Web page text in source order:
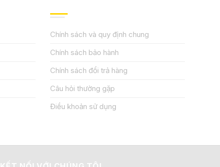
Chính sách và quy định chung
Chính sách bảo hành
Chính sách đổi trả hàng
Câu hỏi thường gặp
Điều khoản sử dụng